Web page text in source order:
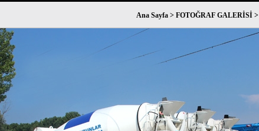
Ana Sayfa> FOTOĞRAF GALERİSİ>